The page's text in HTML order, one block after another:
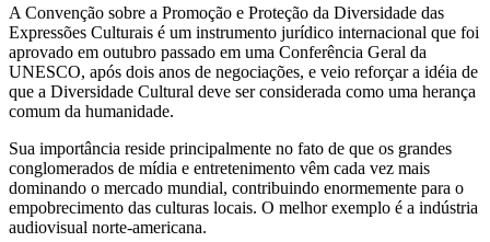
A Convenção sobre a Promoção e Proteção da Diversidade das
Expressões Culturais é um instrumento jurídico internacional que foi
aprovado em outubro passado em uma Conferência Geral da
UNESCO, após dois anos de negociações, e veio reforçar a idéia de
que a Diversidade Cultural deve ser considerada como uma herança
comum da humanidade.
Sua importância reside principalmente no fato de que os grandes
conglomerados de mídia e entretenimento vêm cada vez mais
dominando o mercado mundial, contribuindo enormemente para o
empobrecimento das culturas locais. O melhor exemplo é a indústria
audiovisual norte-americana.